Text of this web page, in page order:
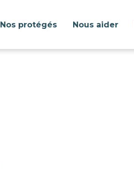
Nos protégés Nous aider